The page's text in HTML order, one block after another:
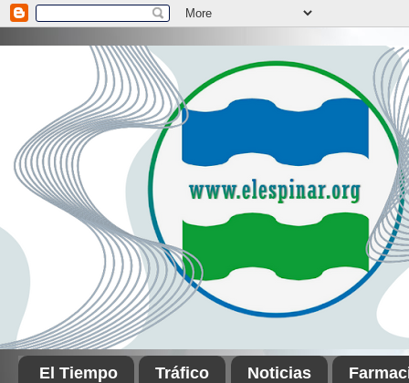
El Tiempo Tráfico Noticias